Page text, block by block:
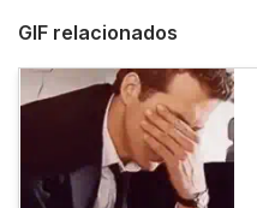
GIF relacionados